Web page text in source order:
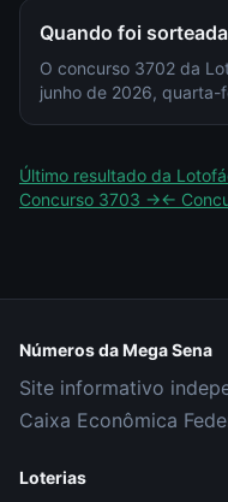
Quando foi
O concurso 3702 da
junho de 2026, quarta-
Último resultado da
Concurso 3703 →←
Números da Mega Sena
Site informativo
Caixa Econômica
Loterias